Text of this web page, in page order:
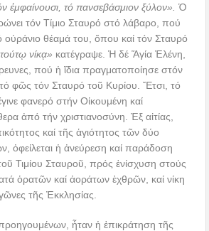
ἐμφαίνουσι, τό πανσεβάσμιον ξύλον».Ὁ
τόν Τίμιο Σταυρό στό λάβαρο, πού
οὐράνιο θέαμά του, ὅπου καί τόν Σταυρό
νίκᾳ» κατέγραψε. Ἡ δέ Ἅγία Ἐλένη,
πού ἡ ἴδια πραγματοποίησε στόν
φῶς τόν Σταυρό τοῦ Κυρίου. Ἔτσι, τό
φανερό στήν Οἰκουμένη καί
ἀπό τήν χριστιανοσύνη. Ἐξ αἰτίας,
καί τῆς ἁγιότητος τῶν δύο
ὀφείλεται ἡ ἀνεύρεση καί παράδοση
Τιμίου Σταυροῦ, πρός ἐνίσχυση στούς
ὁρατῶν καί ἀοράτων ἐχθρῶν, καί νίκη
τῆς Ἐκκλησίας.
ἦταν ἡ ἐπικράτηση τῆς